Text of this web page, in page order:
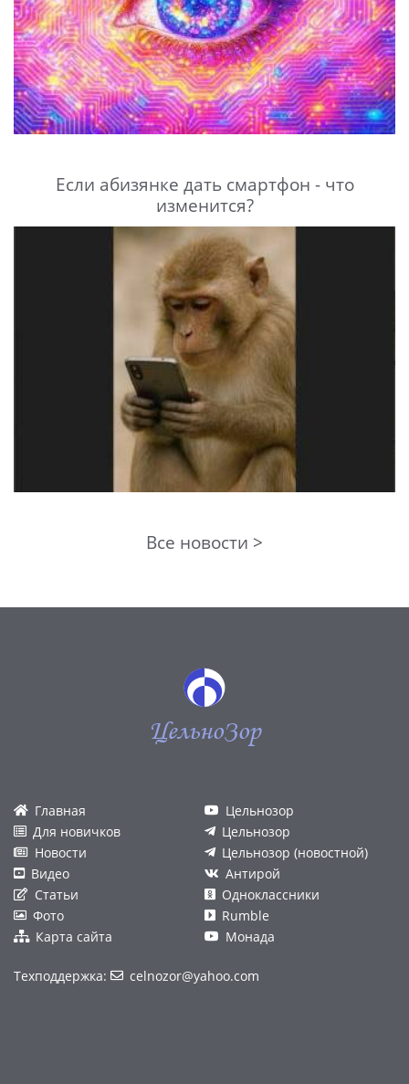
Если абизянке дать смартфон - что
изменится?
Все новости >
ЦельноЗор
Главная
Для новичков
Новости
Видео
Статьи
Фото
Карта сайта
Цельнозор
Цельнозор
Цельнозор (новостной)
Антирой
Одноклассники
Rumble
Монада
Техподдержка: celnozor@yahoo.com